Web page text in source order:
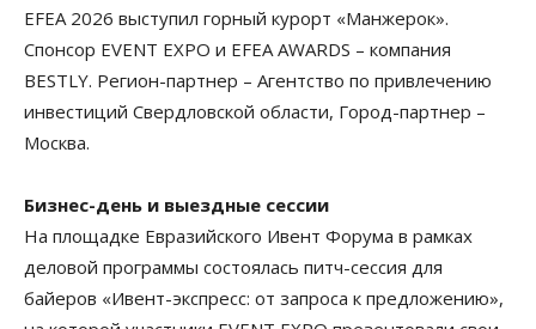
EFEA 2026 выступил горный курорт «Манжерок».
Спонсор EVENT EXPO и EFEA AWARDS – компания
BESTLY. Регион-партнер – Агентство по привлечению
инвестиций Свердловской области, Город-партнер –
Москва.
Бизнес-день и выездные сессии
На площадке Евразийского Ивент Форума в рамках
деловой программы состоялась питч-сессия для
байеров «Ивент-экспресс: от запроса к предложению»,